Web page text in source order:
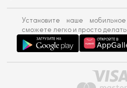
Установите наше
сможете легко и просто